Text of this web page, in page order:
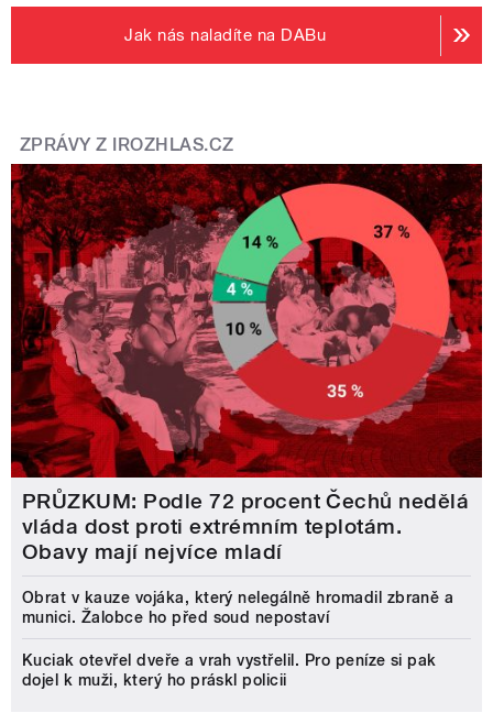
Jak nás naladíte na DABu
ZPRÁVY Z IROZHLAS.CZ
PRŮZKUM: Podle 72 procent Čechů nedělá
vláda dost proti extrémním teplotám.
Obavy mají nejvíce mladí
Obrat v kauze vojáka, který nelegálně hromadil zbraně a
munici. Žalobce ho před soud nepostaví
Kuciak otevřel dveře a vrah vystřelil. Pro peníze si pak
dojel k muži, který ho práskl policii